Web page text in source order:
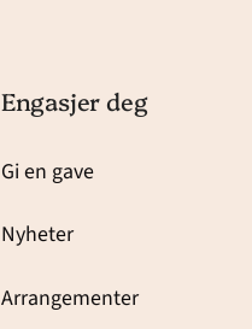
Engasjer deg
Gi en gave
Nyheter
Arrangementer